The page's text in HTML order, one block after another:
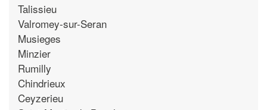
Talissieu
Valromey-sur-Seran
Musieges
Minzier
Rumilly
Chindrieux
Ceyzerieu